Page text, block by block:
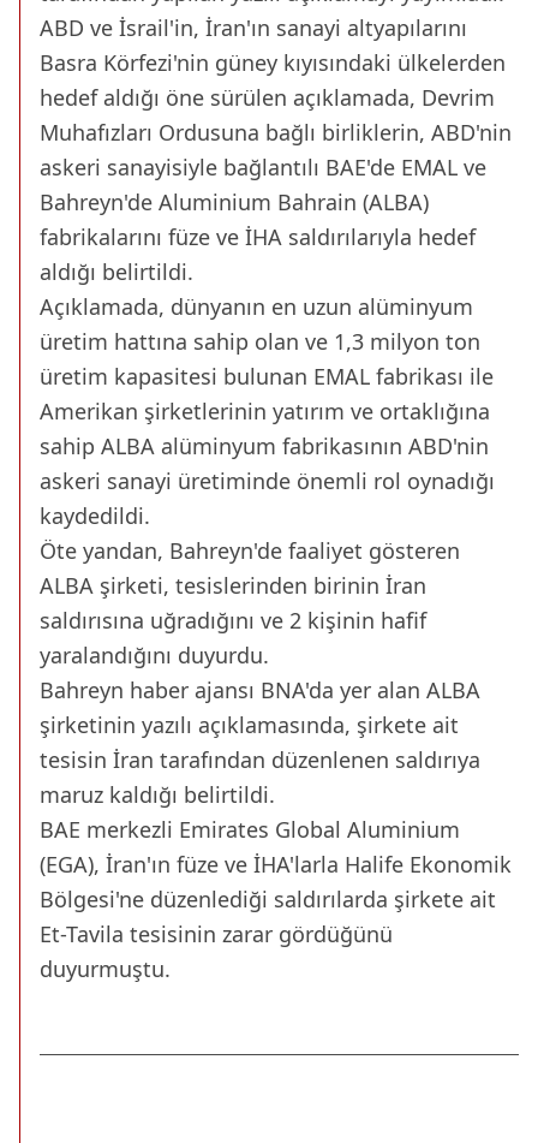
ABD ve İsrail'in, İran'ın sanayi altyapılarını
Basra Körfezi'nin güney kıyısındaki ülkelerden
hedef aldığı öne sürülen açıklamada, Devrim
Muhafızları Ordusuna bağlı birliklerin, ABD'nin
askeri sanayisiyle bağlantılı BAE'de EMAL ve
Bahreyn'de Aluminium Bahrain (ALBA)
fabrikalarını füze ve İHA saldırılarıyla hedef
aldığı belirtildi.
Açıklamada, dünyanın en uzun alüminyum
üretim hattına sahip olan ve 1,3 milyon ton
üretim kapasitesi bulunan EMAL fabrikası ile
Amerikan şirketlerinin yatırım ve ortaklığına
sahip ALBA alüminyum fabrikasının ABD'nin
askeri sanayi üretiminde önemli rol oynadığı
kaydedildi.
Öte yandan, Bahreyn'de faaliyet gösteren
ALBA şirketi, tesislerinden birinin İran
saldırısına uğradığını ve 2 kişinin hafif
yaralandığını duyurdu.
Bahreyn haber ajansı BNA'da yer alan ALBA
şirketinin yazılı açıklamasında, şirkete ait
tesisin İran tarafından düzenlenen saldırıya
maruz kaldığı belirtildi.
BAE merkezli Emirates Global Aluminium
(EGA), İran'ın füze ve İHA'larla Halife Ekonomik
Bölgesi'ne düzenlediği saldırılarda şirkete ait
Et-Tavila tesisinin zarar gördüğünü
duyurmuştu.